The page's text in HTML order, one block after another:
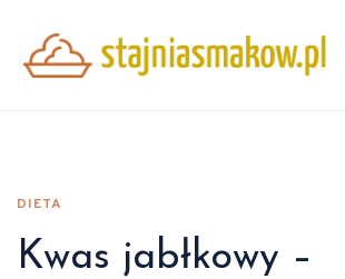
DIETA
Kwas jabłkowy –